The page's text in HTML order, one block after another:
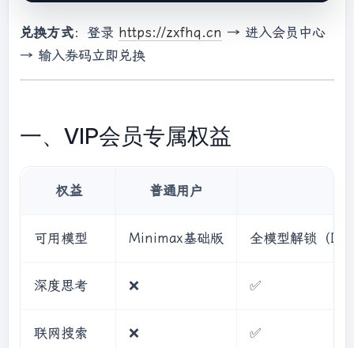
兑换方式：登录 https://zxfhq.cn → 进入会员中心
→ 输入券码立即兑换
一、VIP会员专属权益
权益 普通用户
可用模型 Minimax基础版 全模型解锁（
深度思考 ❌ ✅
联网搜索 ❌ ✅